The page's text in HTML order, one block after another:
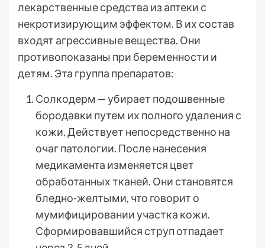
лекарственные средства из аптеки с
некротизирующим эффектом. В их состав
входят агрессивные вещества. Они
противопоказаны при беременности и
детям. Эта группа препаратов:
Солкодерм — убирает подошвенные
бородавки путем их полного удаления с
кожи. Действует непосредственно на
очаг патологии. После нанесения
медикамента изменяется цвет
обработанных тканей. Они становятся
бледно-желтыми, что говорит о
мумифицировании участка кожи.
Сформировавшийся струп отпадает